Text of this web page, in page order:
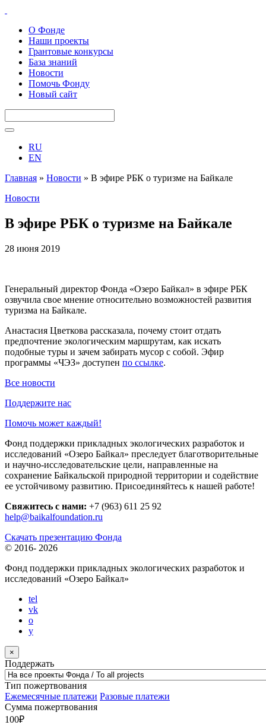
О Фонде
Наши проекты
Грантовые конкурсы
База знаний
Новости
Помочь Фонду
Новый сайт
RU
EN
Главная » Новости » В эфире РБК о туризме на Байкале
Новости
В эфире РБК о туризме на Байкале
28 июня 2019
Генеральный директор Фонда «Озеро Байкал» в эфире РБК
озвучила свое мнение относительно возможностей развития
туризма на Байкале.
Анастасия Цветкова рассказала, почему стоит отдать
предпочтение экологическим маршрутам, как искать
подобные туры и зачем забирать мусор с собой. Эфир
программы «ЧЭЗ» доступен по ссылке.
Все новости
Поддержите нас
Помочь может каждый!
Фонд поддержки прикладных экологических разработок и
исследований «Озеро Байкал» преследует благотворительные
и научно-исследовательские цели, направленные на
сохранение Байкальской природной территории и содействие
ее устойчивому развитию. Присоединяйтесь к нашей работе!
Свяжитесь с нами: +7 (963) 611 25 92
help@baikalfoundation.ru
Скачать презентацию Фонда
© 2016- 2026
Фонд поддержки прикладных экологических разработок и
исследований «Озеро Байкал»
tel
vk
o
y
×
Поддержать
Тип пожертвования
Ежемесячные платежи Разовые платежи
Сумма пожертвования
100₽